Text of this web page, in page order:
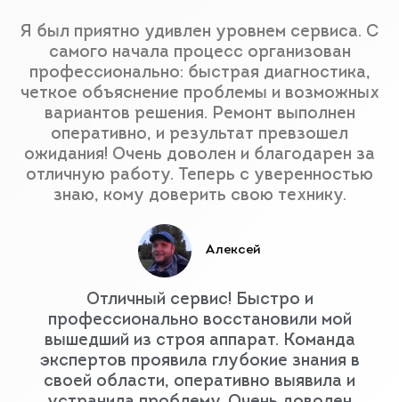
Я был приятно удивлен уровнем сервиса. С
самого начала процесс организован
профессионально: быстрая диагностика,
четкое объяснение проблемы и возможных
вариантов решения. Ремонт выполнен
оперативно, и результат превзошел
ожидания! Очень доволен и благодарен за
отличную работу. Теперь с уверенностью
знаю, кому доверить свою технику.
Алексей
Отличный сервис! Быстро и
профессионально восстановили мой
вышедший из строя аппарат. Команда
экспертов проявила глубокие знания в
своей области, оперативно выявила и